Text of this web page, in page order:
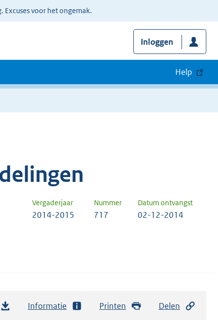
voor het ongemak.
Inloggen
Help
Vergaderjaar Nummer Datum ontvangst
2014-2015 717 02-12-2014
Informatie Printen Delen